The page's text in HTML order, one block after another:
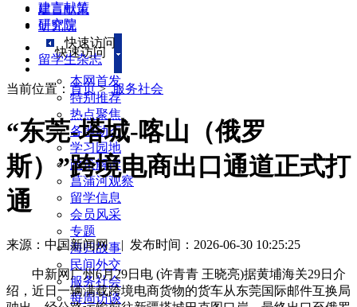
建言献策
研究院
快速访问
本网首发
特别推荐
热点聚焦
各地动态
学习园地
政策解读
菖蒲河观察
留学信息
会员风采
专题
海归故事
民间外交
服务社会
每周访谈
建言献策
研究院
快速访问
留学生杂志
当前位置： 首页>服务社会
“东莞-塔城-喀山（俄罗
斯）”跨境电商出口通道正式打
通
来源：中国新闻网 | 发布时间：2026-06-30 10:25:25
中新网广州6月29日电 (许青青 王晓亮)据黄埔海关29日介
绍，近日一辆满载跨境电商货物的货车从东莞国际邮件互换局